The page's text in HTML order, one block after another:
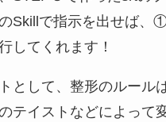
Skillで指示を出せば、
してくれます！
として、整形のルール
テイストなどによって